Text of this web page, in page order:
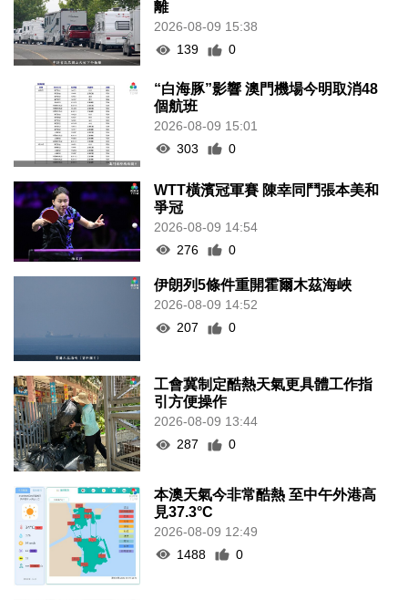
離
2026-08-09 15:38
139
0
“白海豚”影響 澳門機場今明取消48
個航班
2026-08-09 15:01
303
0
WTT橫濱冠軍賽 陳幸同鬥張本美和
爭冠
2026-08-09 14:54
276
0
伊朗列5條件重開霍爾木茲海峽
2026-08-09 14:52
207
0
工會冀制定酷熱天氣更具體工作指
引方便操作
2026-08-09 13:44
287
0
本澳天氣今非常酷熱 至中午外港高
見37.3°C
2026-08-09 12:49
1488
0